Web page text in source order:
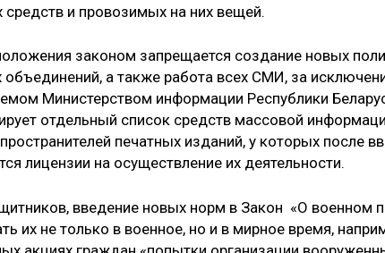
средств и провозимых на них вещей.
законом запрещается создание новых
а также работа всех СМИ, за
Министерством информации Республики
отдельный список средств массовой
печатных изданий, у которых после
лицензии на осуществление их деятельности.
введение новых норм в Закон «О военном
их не только в военное, но и в мирное время,